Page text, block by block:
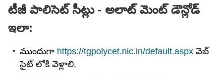
టీజీ పాలిసెట్ సీట్లు - అలాట్ మెంట్ డౌన్లోడ్
ఇలా:
ముందుగా https://tgpolycet.nic.in/default.aspx వెబ్
సైట్ లోకి వెళ్లాలి.